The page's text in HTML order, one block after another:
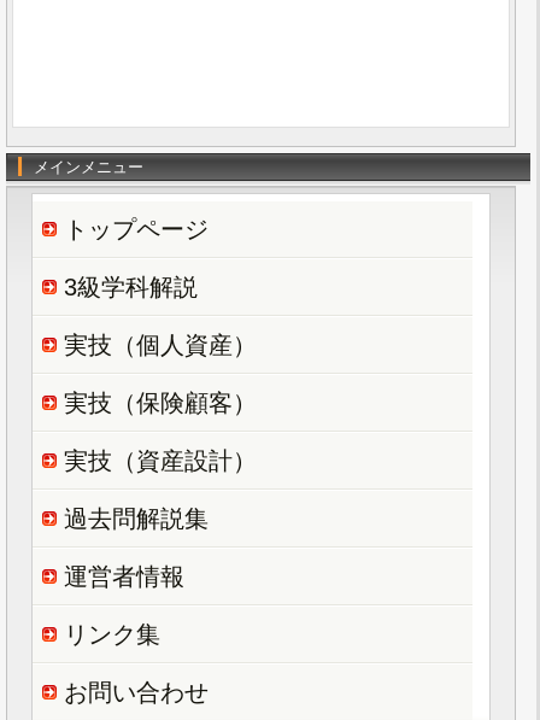
メインメニュー
トップページ
3級学科解説
実技（個人資産）
実技（保険顧客）
実技（資産設計）
過去問解説集
運営者情報
リンク集
お問い合わせ